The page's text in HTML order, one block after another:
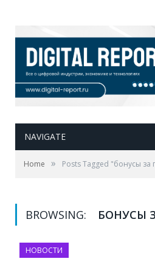
NAVIGATE
Home » Posts Tagged "бонусы за
BROWSING: БОНУСЫ
НОВОСТИ